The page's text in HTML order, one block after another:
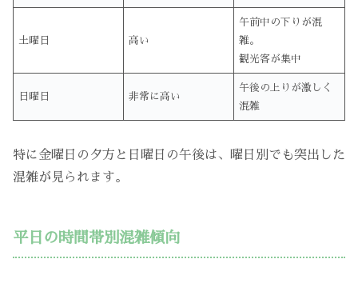
土曜日 高い
午前中の下りが混
雑。
観光客が集中
日曜日 非常に高い
午後の上りが激しく
混雑
特に金曜日の夕方と日曜日の午後は、曜日別でも突出した
混雑が見られます。
平日の時間帯別混雑傾向